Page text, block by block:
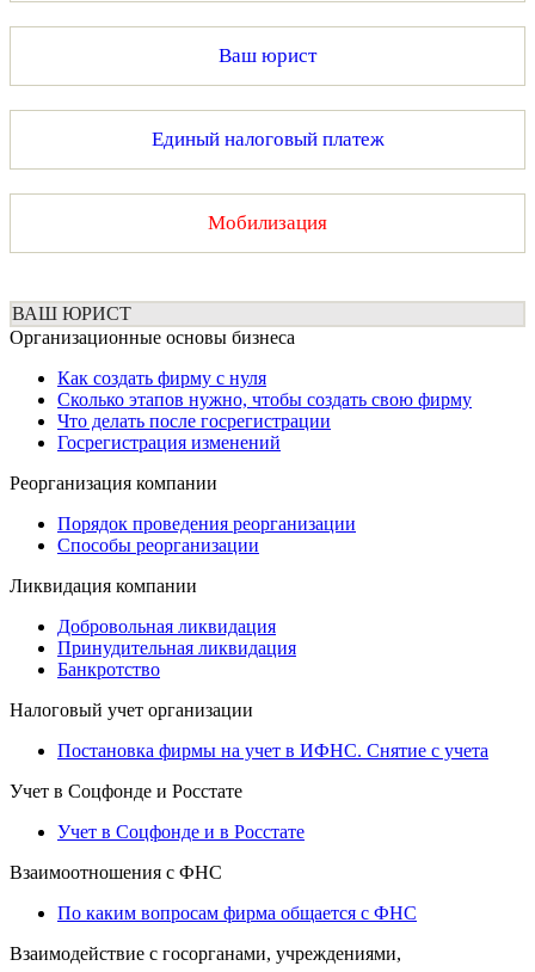
Ваш юрист
Единый налоговый платеж
Мобилизация
ВАШ ЮРИСТ
Организационные основы бизнеса
Как создать фирму с нуля
Сколько этапов нужно, чтобы создать свою фирму
Что делать после госрегистрации
Госрегистрация изменений
Реорганизация компании
Порядок проведения реорганизации
Способы реорганизации
Ликвидация компании
Добровольная ликвидация
Принудительная ликвидация
Банкротство
Налоговый учет организации
Постановка фирмы на учет в ИФНС. Снятие с учета
Учет в Соцфонде и Росстате
Учет в Соцфонде и в Росстате
Взаимоотношения с ФНС
По каким вопросам фирма общается с ФНС
Взаимодействие с госорганами, учреждениями,